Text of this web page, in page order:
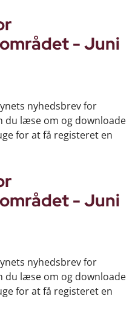
- Juni
nyhedsbrev for
du læse om og downloade
for at få registeret en
- Juni
nyhedsbrev for
du læse om og downloade
for at få registeret en